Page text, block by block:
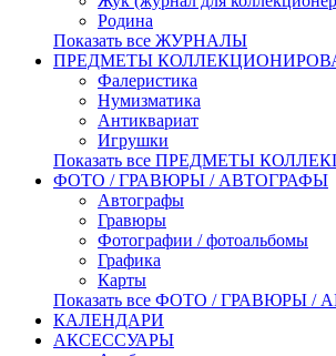
Родина
Показать все ЖУРНАЛЫ
ПРЕДМЕТЫ
Фалеристика
Нумизматика
Антиквариат
Игрушки
Показать все ПРЕДМЕТЫ
ФОТО / ГРАВЮРЫ / АВТОГРАФЫ
Автографы
Гравюры
Фотографии / фотоальбомы
Графика
Карты
Показать все ФОТО / ГРАВЮРЫ /
КАЛЕНДАРИ
АКСЕССУАРЫ